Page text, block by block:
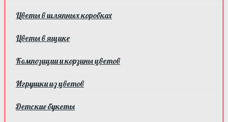
Цветы в шляпных коробках
Цветы в ящике
Композиции и корзины цветов
Игрушки из цветов
Детские букеты